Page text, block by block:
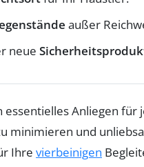
außer
neue
essentielles Anliegen für
minimieren und
Ihre vierbeinigen